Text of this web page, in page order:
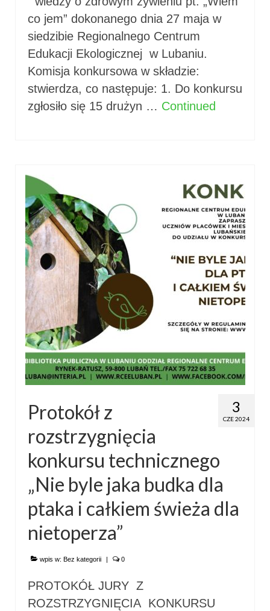
co jem” dokonanego dnia 27 maja w
siedzibie Regionalnego Centrum
Edukacji Ekologicznej w Lubaniu.
Komisja konkursowa w składzie:
stwierdza, co następuje: 1. Do konkursu
zgłosiło się 15 drużyn … Continued
3
CZE 2024
Protokół z
rozstrzygnięcia
konkursu technicznego
„Nie byle jaka budka dla
ptaka i całkiem świeża dla
nietoperza”
wpis w: Bez kategorii | 0
PROTOKÓŁ JURY Z
ROZSTRZYGNIĘCIA KONKURSU